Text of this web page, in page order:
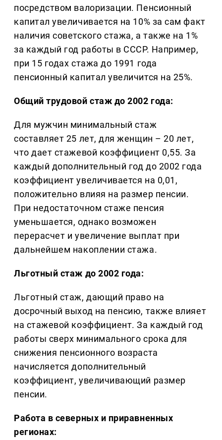
посредством валоризации. Пенсионный
капитал увеличивается на 10% за сам факт
наличия советского стажа, а также на 1%
за каждый год работы в СССР. Например,
при 15 годах стажа до 1991 года
пенсионный капитал увеличится на 25%.
Общий трудовой стаж до 2002 года:
Для мужчин минимальный стаж
составляет 25 лет, для женщин – 20 лет,
что дает стажевой коэффициент 0,55. За
каждый дополнительный год до 2002 года
коэффициент увеличивается на 0,01,
положительно влияя на размер пенсии.
При недостаточном стаже пенсия
уменьшается, однако возможен
перерасчет и увеличение выплат при
дальнейшем накоплении стажа.
Льготный стаж до 2002 года:
Льготный стаж, дающий право на
досрочный выход на пенсию, также влияет
на стажевой коэффициент. За каждый год
работы сверх минимального срока для
снижения пенсионного возраста
начисляется дополнительный
коэффициент, увеличивающий размер
пенсии.
Работа в северных и приравненных
регионах: